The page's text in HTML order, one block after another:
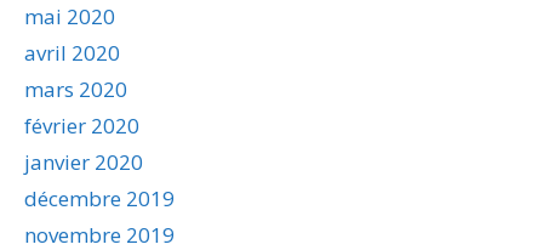
mai 2020
avril 2020
mars 2020
février 2020
janvier 2020
décembre 2019
novembre 2019